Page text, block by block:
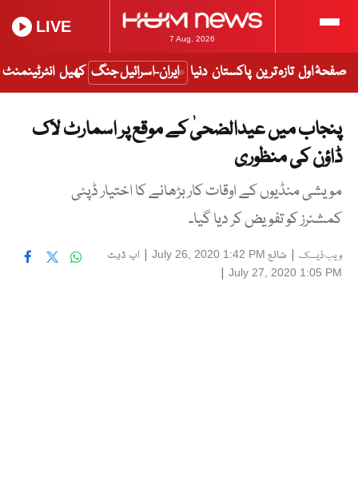
7 Aug, 2026
LIVE
صفحۂ اول تازہ ترین پاکستان دنیا ایران-اسرائیل جنگ کھیل انٹرٹینمنٹ
پنجاب میں عیدالضحیٰ کے موقع پر اسمارٹ لاک
ڈاؤن کی منظوری
مویشی منڈیوں کے اوقات کار بڑھانے کا اختیار ڈپٹی
کمشنرز کو تفویض کر دیا گیا۔
ویب ڈیسک | شائع July 26, 2020 1:42 PM
| اپ ڈیٹ
July 27, 2020 1:05 PM
|